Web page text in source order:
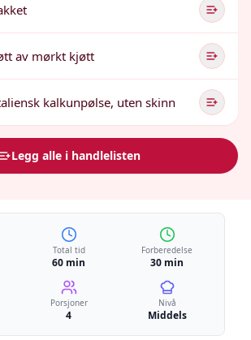
av mørkt kjøtt
kalkunpølse, uten skinn
Legg alle i handlelisten
Total tid
60 min
Forberedelse
30 min
Porsjoner
4
Nivå
Middels